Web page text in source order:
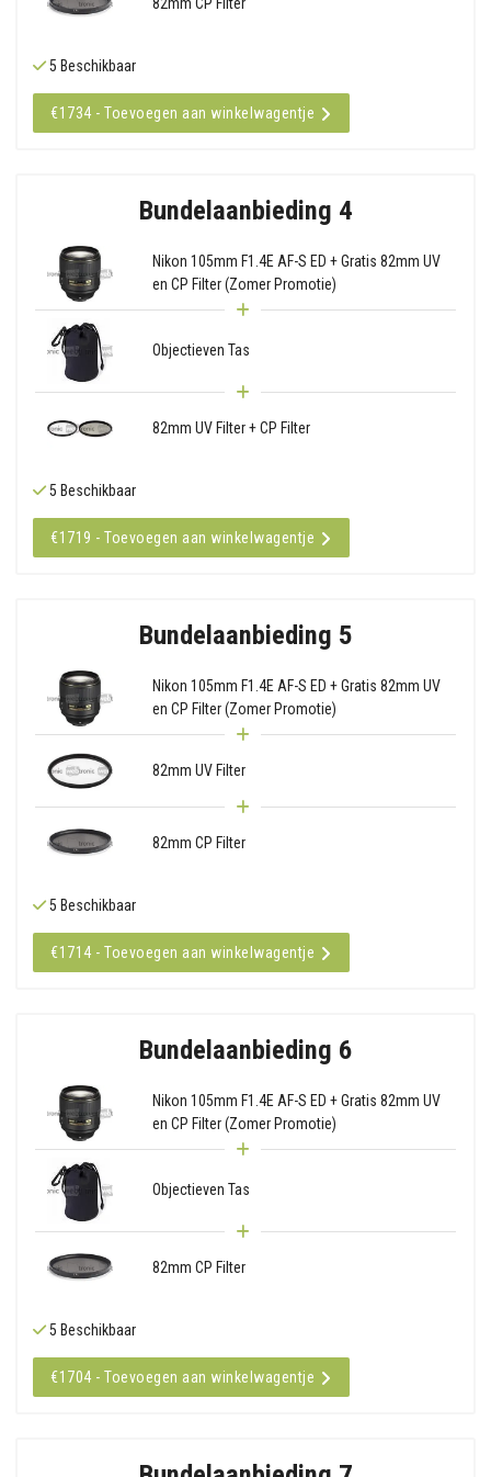
5 Beschikbaar
€1734 - Toevoegen aan winkelwagentje
Bundelaanbieding 4
Nikon 105mm F1.4E AF-S ED + Gratis 82mm UV
en CP Filter (Zomer Promotie)
Objectieven Tas
82mm UV Filter + CP Filter
5 Beschikbaar
€1719 - Toevoegen aan winkelwagentje
Bundelaanbieding 5
Nikon 105mm F1.4E AF-S ED + Gratis 82mm UV
en CP Filter (Zomer Promotie)
82mm UV Filter
82mm CP Filter
5 Beschikbaar
€1714 - Toevoegen aan winkelwagentje
Bundelaanbieding 6
Nikon 105mm F1.4E AF-S ED + Gratis 82mm UV
en CP Filter (Zomer Promotie)
Objectieven Tas
82mm CP Filter
5 Beschikbaar
€1704 - Toevoegen aan winkelwagentje